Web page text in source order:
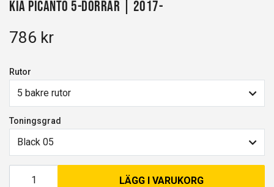
Kia Picanto 5-dörrar | 2017-
786 kr
Rutor
5 bakre rutor
Toningsgrad
Black 05
LÄGG I VARUKORG